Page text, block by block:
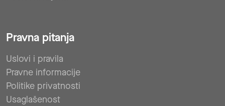
Pravna pitanja
Uslovi i pravila
Pravne informacije
Politike privatnosti
Usaglašenost